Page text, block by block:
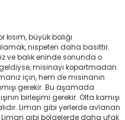
kısım, büyük balığı
nispeten daha basittir.
ve balık eninde sonunda o
misinayı kopartmadan
için, hem de misinanın
gerekir. Bu aşamada
birleşimi gerekir. Olta kamışı
Liman gibi yerlerde avlanan
gibi bölgelerde daha ufak